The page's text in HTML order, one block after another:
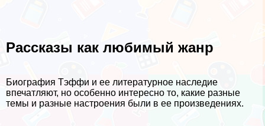
Рассказы как любимый жанр
Биография Тэффи и ее литературное наследие
впечатляют, но особенно интересно то, какие разные
темы и разные настроения были в ее произведениях.